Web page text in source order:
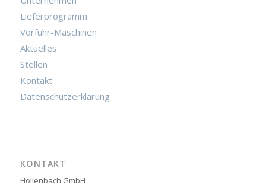
Lieferprogramm
Vorführ-Maschinen
Aktuelles
Stellen
Kontakt
Datenschutzerklärung
KONTAKT
Hollenbach GmbH